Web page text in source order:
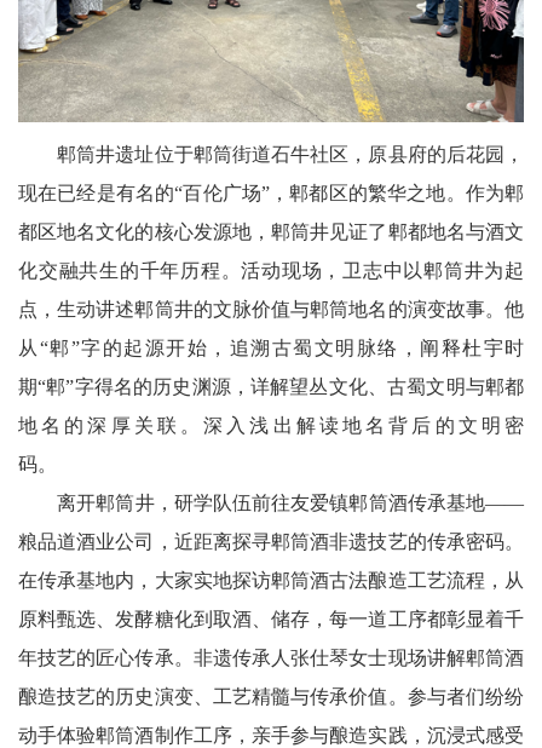
天
府
区
天
医
卫
天
府
旅
府
郫筒井遗址位于郫筒街道石牛社区，原县府的后花园，
现在已经是有名的“百伦广场”，郫都区的繁华之地。作为郫
都区地名文化的核心发源地，郫筒井见证了郫都地名与酒文
化交融共生的千年历程。活动现场，卫志中以郫筒井为起
点，生动讲述郫筒井的文脉价值与郫筒地名的演变故事。他
从“郫”字的起源开始，追溯古蜀文明脉络，阐释杜宇时
期“郫”字得名的历史渊源，详解望丛文化、古蜀文明与郫都
地名的深厚关联。深入浅出解读地名背后的文明密
码。
离开郫筒井，研学队伍前往友爱镇郫筒酒传承基地——
粮品道酒业公司，近距离探寻郫筒酒非遗技艺的传承密码。
在传承基地内，大家实地探访郫筒酒古法酿造工艺流程，从
原料甄选、发酵糖化到取酒、储存，每一道工序都彰显着千
年技艺的匠心传承。非遗传承人张仕琴女士现场讲解郫筒酒
酿造技艺的历史演变、工艺精髓与传承价值。参与者们纷纷
动手体验郫筒酒制作工序，亲手参与酿造实践，沉浸式感受